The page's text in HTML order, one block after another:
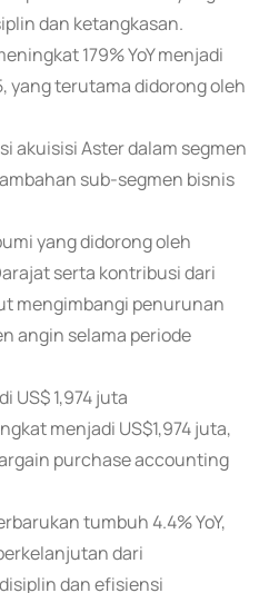
dan ketangkasan.
179% YoY menjadi
yang terutama didorong oleh
akuisisi Aster dalam segmen
sub-segmen bisnis
yang didorong oleh
serta kontribusi dari
mengimbangi penurunan
angin selama periode
US$ 1,974 juta
menjadi US$1,974 juta,
purchase accounting
tumbuh 4.4% YoY,
dari
dan efisiensi